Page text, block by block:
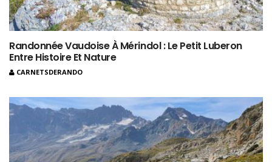
Randonnée Vaudoise À Mérindol : Le Petit Luberon
Entre Histoire Et Nature
CARNETSDERANDO